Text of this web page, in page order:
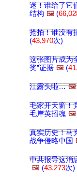
迷！谁给了它
结构 🖼️ (
抢拍！谁没有
(43,970次)
这张图片成为
奖”证据 🖼️ (
江露头啦… 🖼️
毛家开天窗！
毛岸英招魂 🖼️
真实历史！马
战争侵略中国
中共报导这消
🖼️ (43,273次)